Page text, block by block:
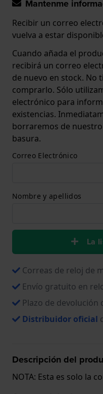
Mantenme
Recibir un correo
vuelva a estar
Cuando añada el
recibirá un correo
de nuevo en stock. No
comprarlo. Sólo
electrónico para
existencias.
borraremos de
basura.
Correo Electrónico
Nombre y apellidos
La
Correas de reloj de
Envío gratuito en
Plazo de devolución
Distribuidor oficial
Descripción del
NOTA: Esta es solo la